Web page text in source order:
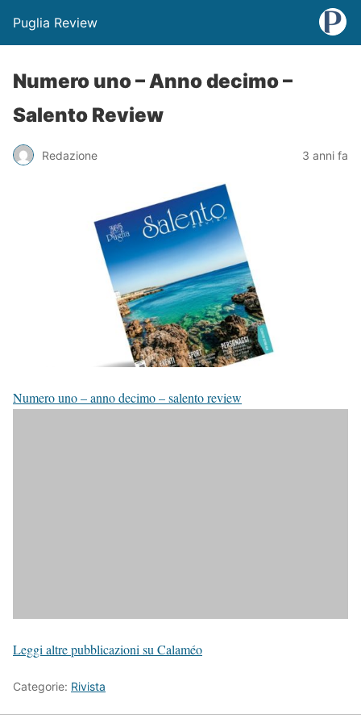
Puglia Review
Numero uno – Anno decimo –
Salento Review
Redazione 3 anni fa
Numero uno – anno decimo – salento review
Leggi altre pubblicazioni su Calaméo
Categorie: Rivista